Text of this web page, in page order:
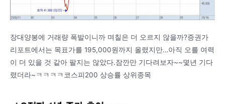
장대양봉에 거래량 폭발이니까 며칠은 더 오르지 않을까?증권가
리포트에서는 목표가를 195,000원까지 올렸지만…아직 오를 여력
이 더 있을 것 같아 팔지는 않았다.잠깐만 기다려보자~~몇년 기다
렸더라~ㅋㅋㅋㅋ코스피200 상승률 상위종목